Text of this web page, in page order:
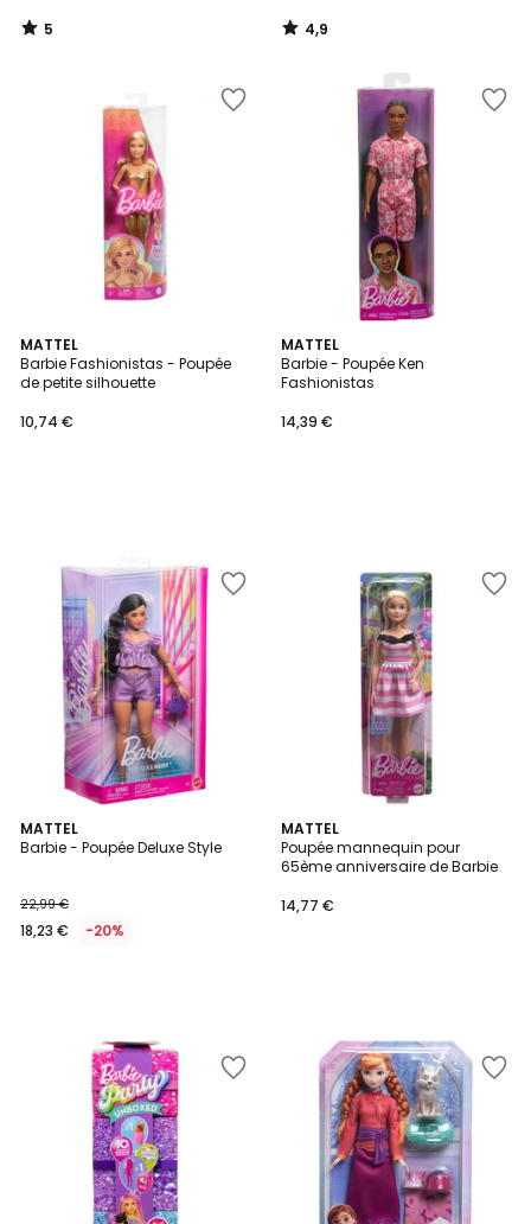
5
/
4,9
/
MATTEL
Barbie Fashionistas - Poupée
de petite silhouette
10,74 €
MATTEL
Barbie - Poupée Ken
Fashionistas
14,39 €
MATTEL
Barbie - Poupée Deluxe Style
22,99 €
18,23 € -20%
MATTEL
Poupée mannequin pour
65ème anniversaire de Barbie
14,77 €